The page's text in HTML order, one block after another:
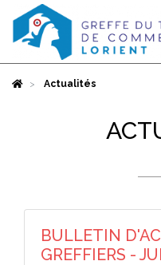
AccueilActualités
BULLETIN
GREFFIERS -